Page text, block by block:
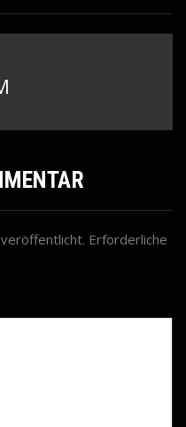
Erforderliche